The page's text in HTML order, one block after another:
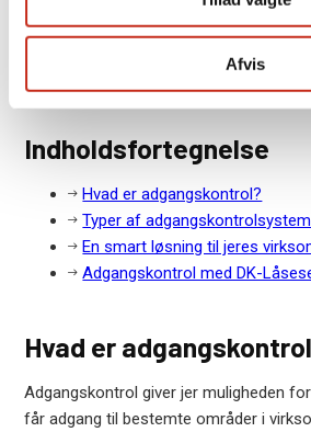
Afvis
opmærksom på.
Indholdsfortegnelse
Hvad er adgangskontrol?
Typer af
En smart løsning til jeres
Adgangskontrol med DK-
Hvad er
Adgangskontrol giver jer muligheden
får adgang til bestemte områder i